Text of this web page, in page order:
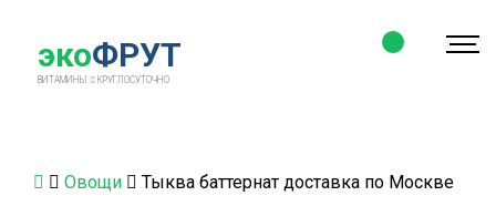
экоФРУТ
ВИТАМИНЫ КРУГЛОСУТОЧНО
Овощи Тыква баттернат доставка по Москве